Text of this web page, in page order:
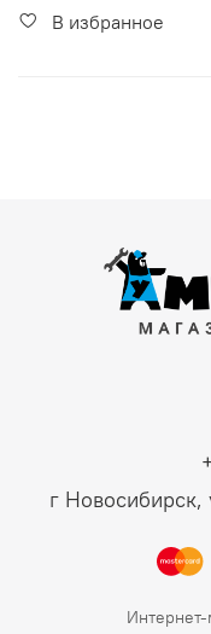
В избранное
г Новосибирск,